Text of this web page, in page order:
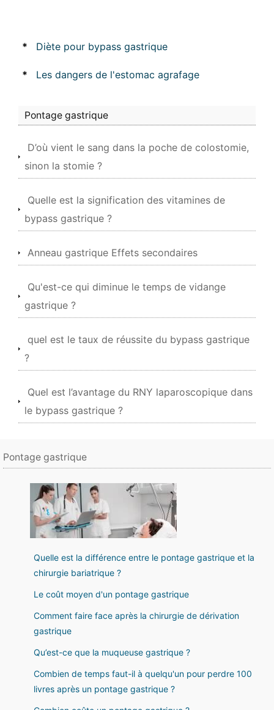
* Diète pour bypass gastrique
* Les dangers de l'estomac agrafage
Pontage gastrique
D’où vient le sang dans la poche de colostomie,
sinon la stomie ?
Quelle est la signification des vitamines de
bypass gastrique ?
Anneau gastrique Effets secondaires
Qu'est-ce qui diminue le temps de vidange
gastrique ?
quel est le taux de réussite du bypass gastrique
?
Quel est l’avantage du RNY laparoscopique dans
le bypass gastrique ?
Pontage gastrique
Quelle est la différence entre le pontage gastrique et la
chirurgie bariatrique ?
Le coût moyen d'un pontage gastrique
Comment faire face après la chirurgie de dérivation
gastrique
Qu’est-ce que la muqueuse gastrique ?
Combien de temps faut-il à quelqu'un pour perdre 100
livres après un pontage gastrique ?